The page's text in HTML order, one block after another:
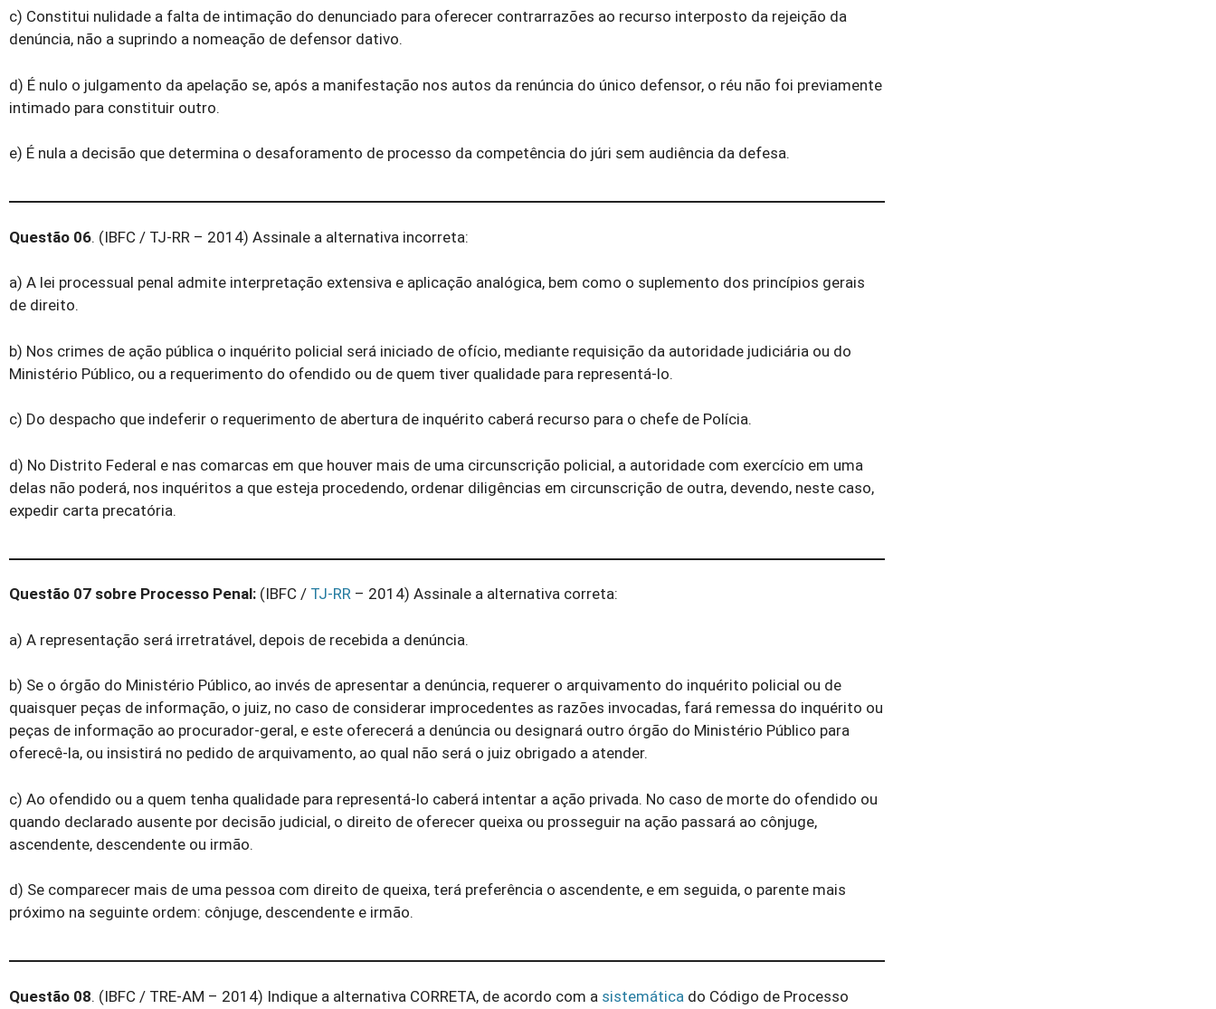
c) Constitui nulidade a falta de intimação do denunciado para oferecer contrarrazões ao recurso interposto da rejeição da
denúncia, não a suprindo a nomeação de defensor dativo.
d) É nulo o julgamento da apelação se, após a manifestação nos autos da renúncia do único defensor, o réu não foi previamente
intimado para constituir outro.
e) É nula a decisão que determina o desaforamento de processo da competência do júri sem audiência da defesa.
Questão 06. (IBFC / TJ-RR – 2014) Assinale a alternativa incorreta:
a) A lei processual penal admite interpretação extensiva e aplicação analógica, bem como o suplemento dos princípios gerais
de direito.
b) Nos crimes de ação pública o inquérito policial será iniciado de ofício, mediante requisição da autoridade judiciária ou do
Ministério Público, ou a requerimento do ofendido ou de quem tiver qualidade para representá-lo.
c) Do despacho que indeferir o requerimento de abertura de inquérito caberá recurso para o chefe de Polícia.
d) No Distrito Federal e nas comarcas em que houver mais de uma circunscrição policial, a autoridade com exercício em uma
delas não poderá, nos inquéritos a que esteja procedendo, ordenar diligências em circunscrição de outra, devendo, neste caso,
expedir carta precatória.
Questão 07 sobre Processo Penal: (IBFC / TJ-RR – 2014) Assinale a alternativa correta:
a) A representação será irretratável, depois de recebida a denúncia.
b) Se o órgão do Ministério Público, ao invés de apresentar a denúncia, requerer o arquivamento do inquérito policial ou de
quaisquer peças de informação, o juiz, no caso de considerar improcedentes as razões invocadas, fará remessa do inquérito ou
peças de informação ao procurador-geral, e este oferecerá a denúncia ou designará outro órgão do Ministério Público para
oferecê-la, ou insistirá no pedido de arquivamento, ao qual não será o juiz obrigado a atender.
c) Ao ofendido ou a quem tenha qualidade para representá-lo caberá intentar a ação privada. No caso de morte do ofendido ou
quando declarado ausente por decisão judicial, o direito de oferecer queixa ou prosseguir na ação passará ao cônjuge,
ascendente, descendente ou irmão.
d) Se comparecer mais de uma pessoa com direito de queixa, terá preferência o ascendente, e em seguida, o parente mais
próximo na seguinte ordem: cônjuge, descendente e irmão.
Questão 08. (IBFC / TRE-AM – 2014) Indique a alternativa CORRETA, de acordo com a sistemática do Código de Processo